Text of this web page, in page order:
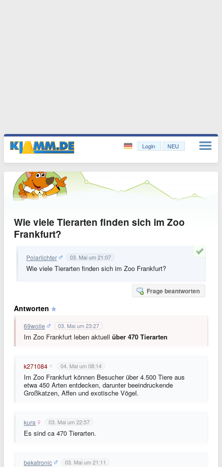
Login NEU
Wie viele Tierarten finden sich im Zoo
Frankfurt?
Polarlichter 03. Mai um 21:07
Wie viele Tierarten finden sich im Zoo Frankfurt?
Frage beantworten
Antworten
69wolle 03. Mai um 23:27
Im Zoo Frankfurt leben aktuell über 470 Tierarten
k271084 04. Mai um 08:14
Im Zoo Frankfurt können Besucher über 4.500 Tiere aus
etwa 450 Arten entdecken, darunter beeindruckende
Großkatzen, Affen und exotische Vögel.
kura 03. Mai um 22:57
Es sind ca 470 Tierarten.
bekatronic 03. Mai um 21:11